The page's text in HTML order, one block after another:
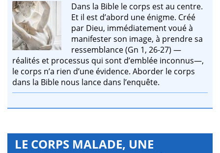
Dans la Bible le corps est au centre.
Et il est d’abord une énigme. Créé
par Dieu, immédiatement voué à
manifester son image, à prendre sa
ressemblance (Gn 1, 26-27) —
réalités et processus qui sont d’emblée inconnus—,
le corps n’a rien d’une évidence. Aborder le corps
dans la Bible nous lance dans l’enquête.
LE CORPS MALADE, UNE